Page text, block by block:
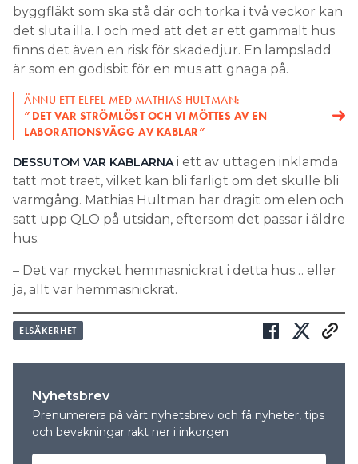
byggfläkt som ska stå där och torka i två veckor kan
det sluta illa. I och med att det är ett gammalt hus
finns det även en risk för skadedjur. En lampsladd
är som en godisbit för en mus att gnaga på.
ÄNNU ETT ELFEL MED MATHIAS HULTMAN:
”DET VAR STRÖMLÖST OCH VI MÖTTES AV EN
LABORATIONSVÄGG AV KABLAR”
DESSUTOM VAR KABLARNAi ett av uttagen inklämda
tätt mot träet, vilket kan bli farligt om det skulle bli
varmgång. Mathias Hultman har dragit om elen och
satt upp QLO på utsidan, eftersom det passar i äldre
hus.
– Det var mycket hemmasnickrat i detta hus… eller
ja, allt var hemmasnickrat.
ELSÄKERHET
Nyhetsbrev
Prenumerera på vårt nyhetsbrev och få nyheter, tips
och bevakningar rakt ner i inkorgen